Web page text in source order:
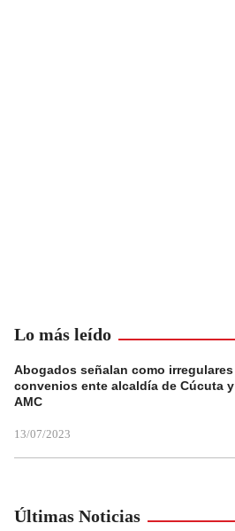
Lo más leído
Abogados señalan como irregulares
convenios ente alcaldía de Cúcuta y
AMC
13/07/2023
Últimas Noticias